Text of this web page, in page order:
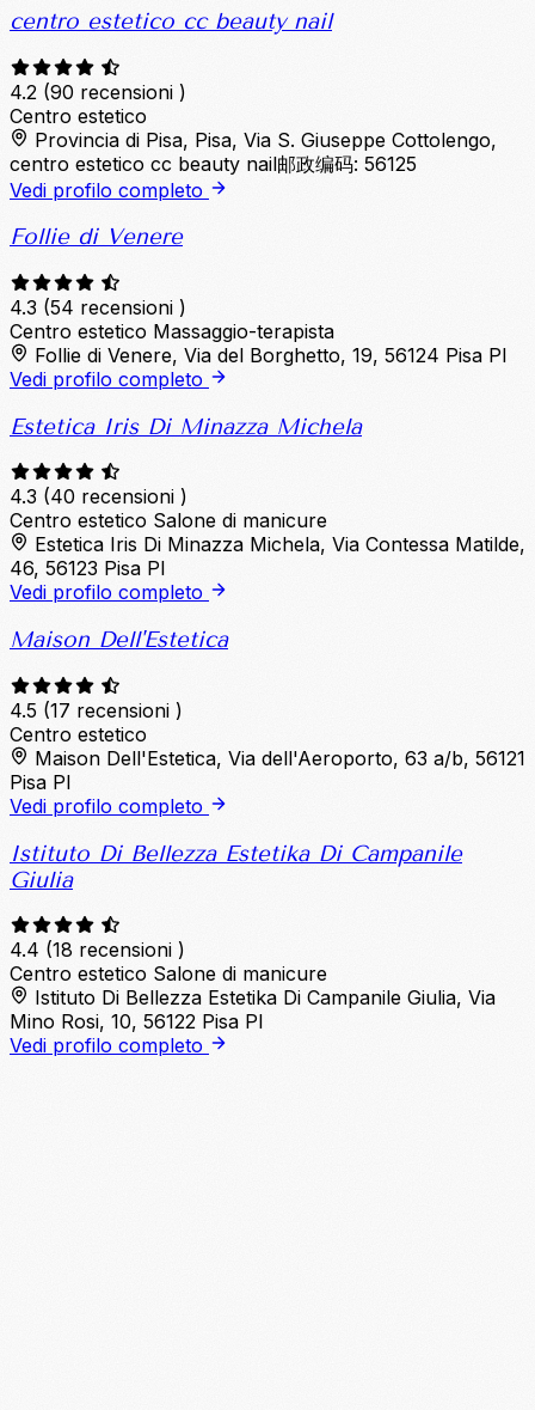
centro estetico cc beauty nail
4.2 (90 recensioni )
Centro estetico
Provincia di Pisa, Pisa, Via S. Giuseppe Cottolengo,
centro estetico cc beauty nail邮政编码: 56125
Vedi profilo completo
Follie di Venere
4.3 (54 recensioni )
Centro estetico Massaggio-terapista
Follie di Venere, Via del Borghetto, 19, 56124 Pisa PI
Vedi profilo completo
Estetica Iris Di Minazza Michela
4.3 (40 recensioni )
Centro estetico Salone di manicure
Estetica Iris Di Minazza Michela, Via Contessa Matilde,
46, 56123 Pisa PI
Vedi profilo completo
Maison Dell'Estetica
4.5 (17 recensioni )
Centro estetico
Maison Dell'Estetica, Via dell'Aeroporto, 63 a/b, 56121
Pisa PI
Vedi profilo completo
Istituto Di Bellezza Estetika Di Campanile
Giulia
4.4 (18 recensioni )
Centro estetico Salone di manicure
Istituto Di Bellezza Estetika Di Campanile Giulia, Via
Mino Rosi, 10, 56122 Pisa PI
Vedi profilo completo